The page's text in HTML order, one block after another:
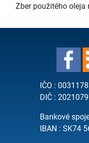
Zber použitého oleja
IČO :
DIČ :
Bankové
IBAN : SK74